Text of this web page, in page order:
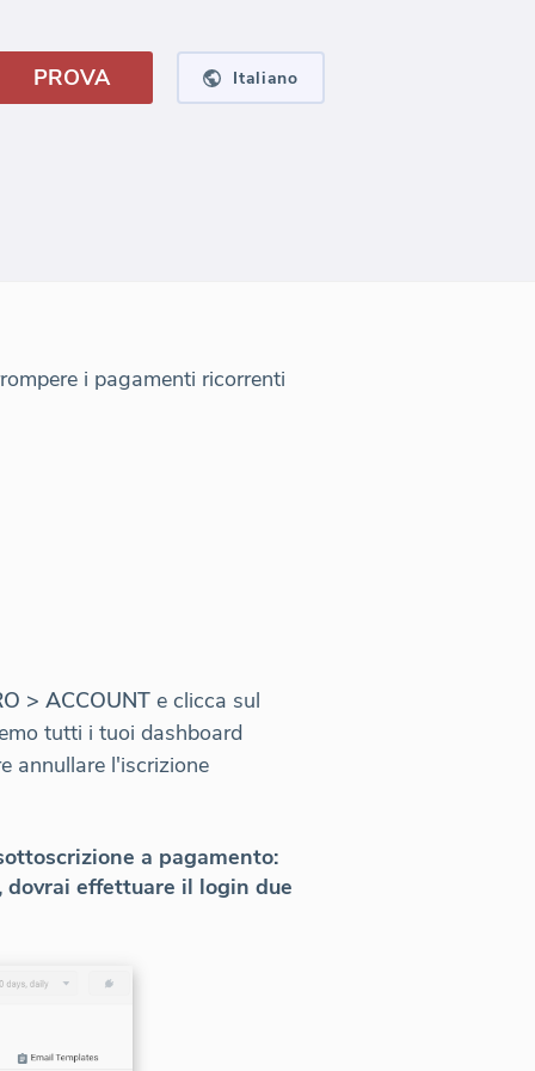
PROVA Italiano
i pagamenti ricorrenti
> ACCOUNT e clicca sul
tutti i tuoi dashboard
annullare l'iscrizione
a pagamento:
dovrai effettuare il login due